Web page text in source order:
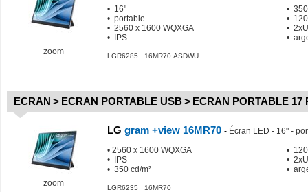
zoom
• 16"
• portable
• 2560 x 1600 WQXGA
• IPS
•
•
•
•
LGR6285 16MR70.ASDWU
ECRAN > ECRAN PORTABLE USB> ECRAN PORTABLE 17
zoom
LG gram +view 16MR70 - Écran LED - 16" -
• 2560 x 1600 WQXGA
• IPS
• 350 cd/m²
•
•
•
LGR6235 16MR70